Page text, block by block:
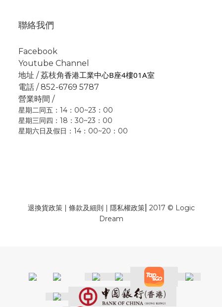
聯絡我們
Facebook
Youtube Channel
地址 / 荔枝角香港工業中心B座4樓01A室
電話 / 852-6769 5787
營業時間 /
星期二同五：14：00~23：00
星期三同四：18：30~23：00
星期六日及假日：14：00~20：00
退換貨政策| 條款及細則 | 隱私權政策| 2017 © Logic
Dream